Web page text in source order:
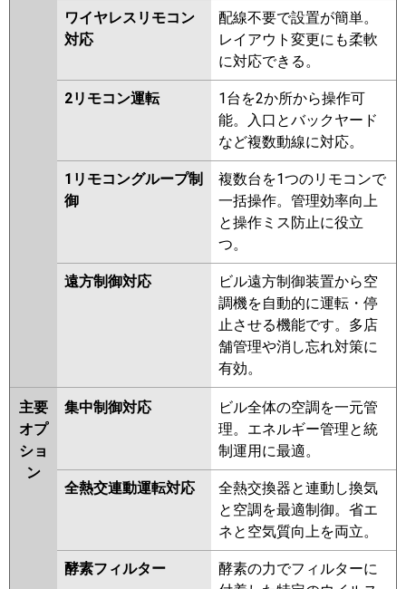
ワイヤレスリモコン
対応
配線不要で設置が簡単。
レイアウト変更にも柔軟
に対応できる。
2リモコン運転
1台を2か所から操作可
能。入口とバックヤード
など複数動線に対応。
1リモコングループ制
御
複数台を1つのリモコンで
一括操作。管理効率向上
と操作ミス防止に役立
つ。
遠方制御対応
ビル遠方制御装置から空
調機を自動的に運転・停
止させる機能です。多店
舗管理や消し忘れ対策に
有効。
主要
オプ
ショ
ン
集中制御対応
ビル全体の空調を一元管
理。エネルギー管理と統
制運用に最適。
全熱交連動運転対応
全熱交換器と連動し換気
と空調を最適制御。省エ
ネと空気質向上を両立。
酵素フィルター
酵素の力でフィルターに